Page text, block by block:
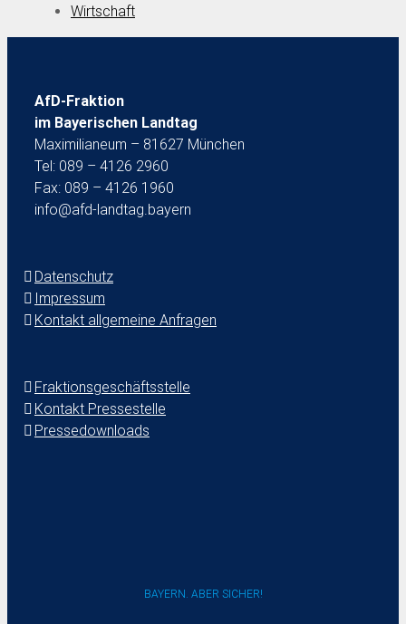
Wirtschaft
AfD-Fraktion
im Bayerischen Landtag
Maximilianeum – 81627 München
Tel: 089 – 4126 2960
Fax: 089 – 4126 1960
info@afd-landtag.bayern
Datenschutz
Impressum
Kontakt allgemeine Anfragen
Fraktionsgeschäftsstelle
Kontakt Pressestelle
Pressedownloads
BAYERN. ABER SICHER!